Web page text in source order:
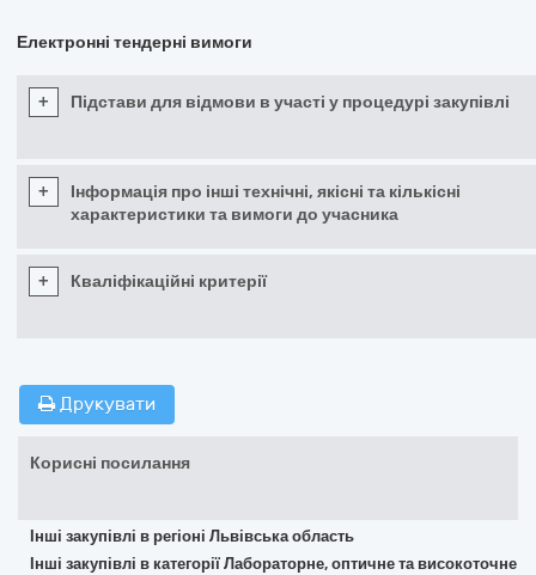
Електронні тендерні вимоги
+ Підстави для відмови в участі у процедурі закупівлі
+
Інформація про інші технічні, якісні та кількісні
характеристики та вимоги до учасника
+ Кваліфікаційні критерії
Друкувати
Корисні посилання
Інші закупівлі в регіоні Львівська область
Інші закупівлі в категорії Лабораторне, оптичне та високоточне